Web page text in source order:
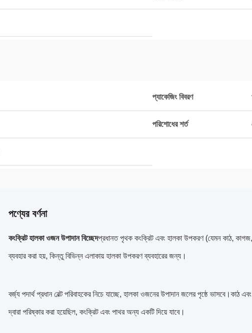
প্যাকেজিং বিবরণ
পরিশোধের শর্ত
পণ্যের বর্ণনা
কংক্রিট হালকা ওজন উপাদান বিচ্ছেদপ্রধানত পৃথক কংক্রিট এবং হালকা উপকরণ (যেমন কাঠ,
ব্যবহার করা হয়, কিন্তু বিভিন্ন এলাকায় হালকা উপকরণ ব্যবহারের জন্য।
বর্জ্য পদার্থ প্রধান বেল্ট পরিবাহকের নিচে যাচ্ছে, হালকা ওজনের উপাদান জলের পৃষ্ঠে
দ্বারা পরিষ্কার করা হয়েছিল, কংক্রিট এবং পাথর অন্য একটি দিয়ে যাবে।